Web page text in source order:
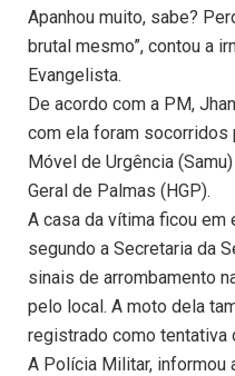
Apanhou muito, sabe?
brutal mesmo”, contou a
Evangelista.
De acordo com a PM,
com ela foram socorridos
Móvel de Urgência
Geral de Palmas (HGP).
A casa da vítima ficou em
segundo a Secretaria da
sinais de arrombamento
pelo local. A moto dela
registrado como tentativa
A Polícia Militar, informou